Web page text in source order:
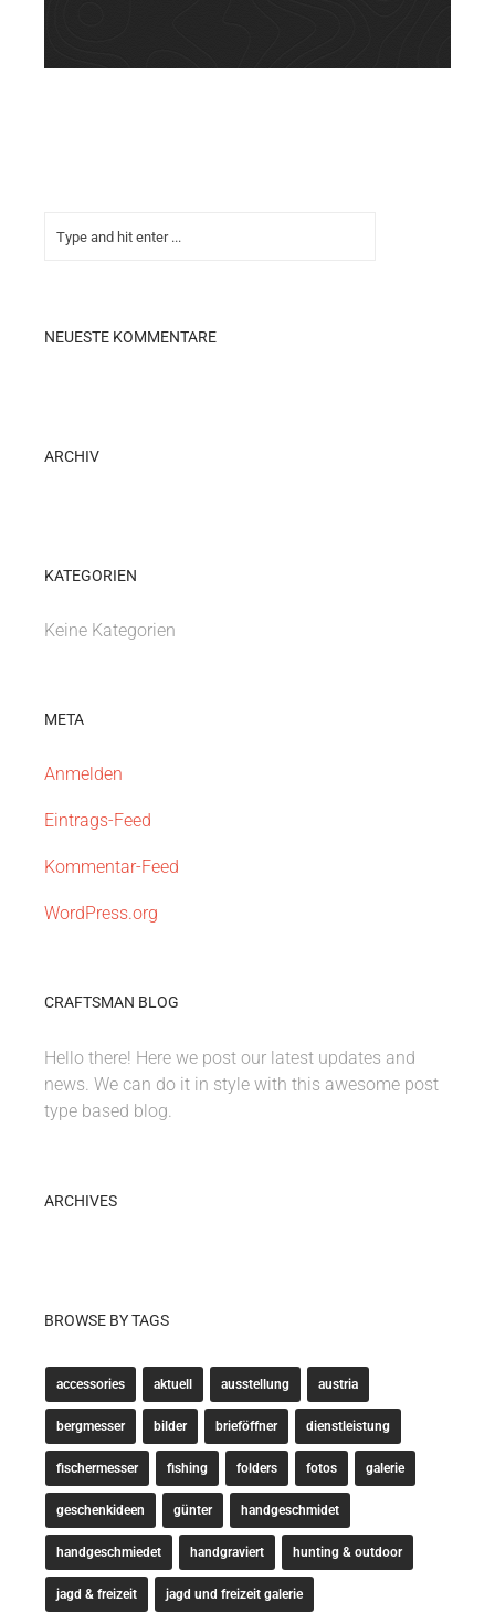
NEUESTE KOMMENTARE
ARCHIV
KATEGORIEN
Keine Kategorien
META
Anmelden
Eintrags-Feed
Kommentar-Feed
WordPress.org
CRAFTSMAN BLOG
Hello there! Here we post our latest updates and
news. We can do it in style with this awesome post
type based blog.
ARCHIVES
BROWSE BY TAGS
accessories aktuell ausstellung austria
bergmesser bilder brieföffner dienstleistung
fischermesser fishing folders fotos galerie
geschenkideen günter handgeschmidet
handgeschmiedet handgraviert hunting & outdoor
jagd & freizeit jagd und freizeit galerie